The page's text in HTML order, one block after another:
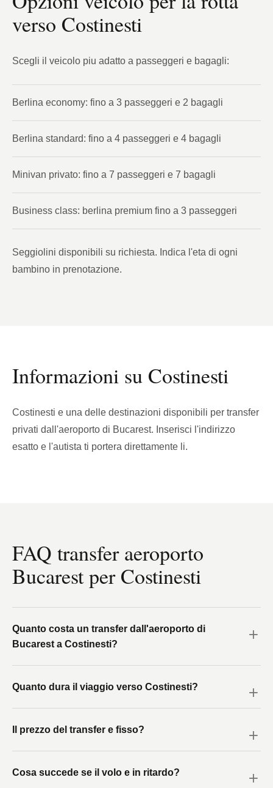
verso Costinesti
Scegli il veicolo piu adatto a passeggeri e bagagli:
Berlina economy: fino a 3 passeggeri e 2 bagagli
Berlina standard: fino a 4 passeggeri e 4 bagagli
Minivan privato: fino a 7 passeggeri e 7 bagagli
Business class: berlina premium fino a 3 passeggeri
Seggiolini disponibili su richiesta. Indica l'eta di ogni
bambino in prenotazione.
Informazioni su Costinesti
Costinesti e una delle destinazioni disponibili per transfer
privati dall'aeroporto di Bucarest. Inserisci l'indirizzo
esatto e l'autista ti portera direttamente li.
FAQ transfer aeroporto
Bucarest per Costinesti
Quanto costa un transfer dall'aeroporto di
Bucarest a Costinesti?
Quanto dura il viaggio verso Costinesti?
Il prezzo del transfer e fisso?
Cosa succede se il volo e in ritardo?